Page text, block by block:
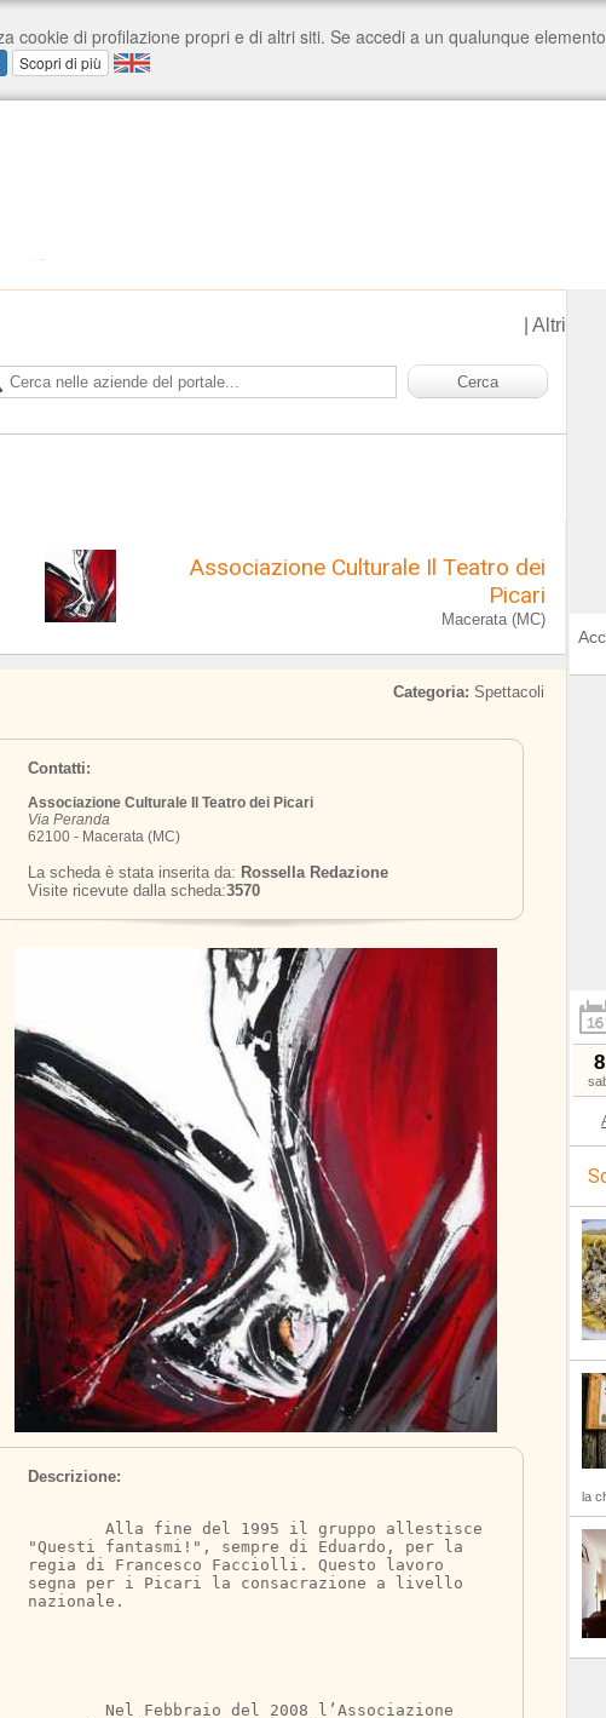
Altri
Associazione Culturale Il Teatro dei
Picari
Macerata (MC)
Categoria: Spettacoli
Contatti:
Associazione Culturale Il Teatro dei Picari
Via Peranda
62100 - Macerata (MC)
La scheda è stata inserita da: Rossella Redazione
Visite ricevute dalla scheda:3570
Descrizione:
"Questi fantasmi!", sempre di Eduardo, per la
regia di Francesco Facciolli. Questo lavoro
segna per i Picari la consacrazione a livello
nazionale.
8
la